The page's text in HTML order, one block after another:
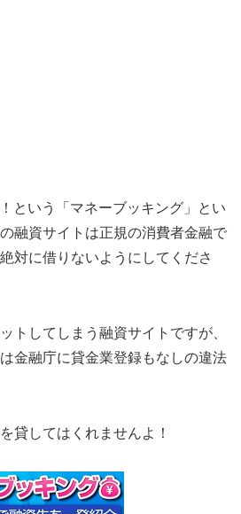
という「 マネーブッキング 」とい
融資サイトは正規の消費者金融で
対に借りないようにしてくださ
トしてしまう融資サイトですが、
は金融庁に貸金業登録もなしの違法
貸してはくれませんよ！